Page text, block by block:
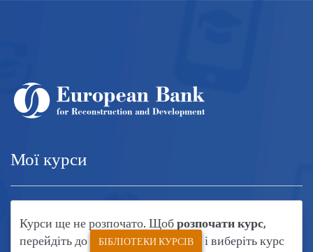
Мої курси
Курси ще не розпочато. Щоброзпочати курс,
перейдіть до
БІБЛІОТЕКИ КУРСІВ
і виберіть курс